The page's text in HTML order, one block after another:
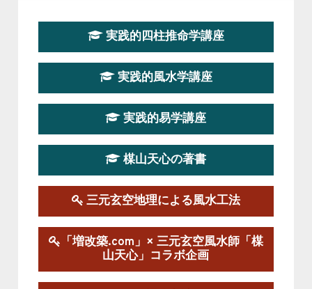
第１９期立命塾『実践的易学講座』
2026-08-22～2026-10-25
第19期立命塾実践的四柱推命学講座
2026-03-20～2026-07-19
第１９期立命塾実践的風水学講座
この講座の募集は終了しました。
陰宅三元玄空風水講座
2025-06-07～2025-06-08
この講座の募集は終了しました。
実践的四柱推命学講座
実践的風水学講座
実践的易学講座
楳山天心の著書
三元玄空地理による風水工法
「増改築.com」× 三元玄空風水師「楳
山天心」コラボ企画